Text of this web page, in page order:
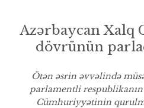
Azərbaycan Xalq
dövrünün
Ötən əsrin əvvəlində
parlamentli
Cümhuriyyətinin